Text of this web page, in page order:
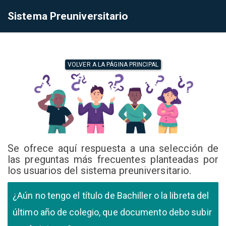
Sistema Preuniversitario
VOLVER A LA PÁGINA PRINCIPAL
Se ofrece aquí respuesta a una selección de
las preguntas más frecuentes planteadas por
los usuarios del sistema preuniversitario.
¿Aún no tengo el título de Bachiller o la libreta del
último año de colegio, que documento debo subir